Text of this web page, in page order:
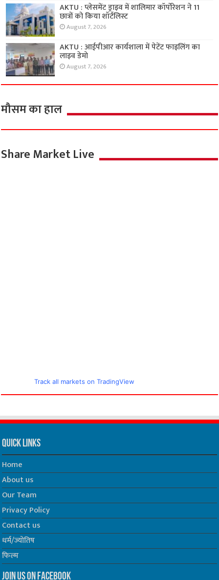
AKTU : प्लेसमेंट ड्राइव में शालिमार कॉर्पोरेशन ने 11
छात्रों को किया शॉर्टलिस्ट
August 7, 2026
AKTU : आईपीआर कार्यशाला में पेटेंट फाइलिंग का
लाइव डेमो
August 7, 2026
मौसम का हाल
Share Market Live
Track all markets on TradingView
Quick Links
Home
About us
Our Team
Privacy Policy
Contact us
धर्म/ज्योतिष
फिल्म
Join us on Facebook